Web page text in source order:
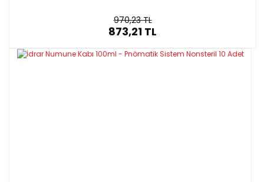
970,23 TL
873,21 TL